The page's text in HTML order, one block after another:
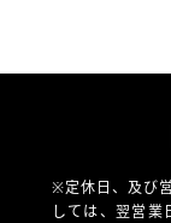
※定休日、及び
しては、翌営業